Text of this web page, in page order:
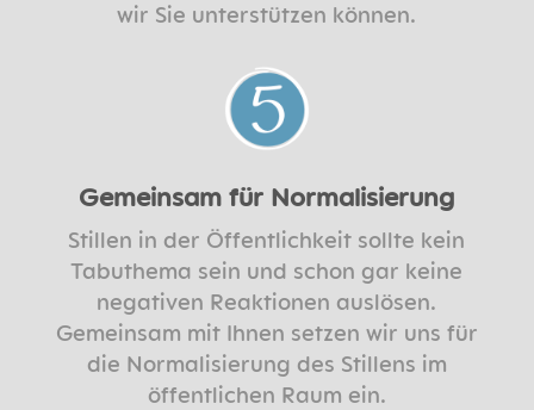
wir Sie unterstützen können.
Gemeinsam für Normalisierung
Stillen in der Öffentlichkeit sollte kein
Tabuthema sein und schon gar keine
negativen Reaktionen auslösen.
Gemeinsam mit Ihnen setzen wir uns für
die Normalisierung des Stillens im
öffentlichen Raum ein.